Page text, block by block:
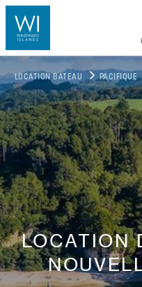
LOCATION BATEAU PACIFIQUE
LOCATION